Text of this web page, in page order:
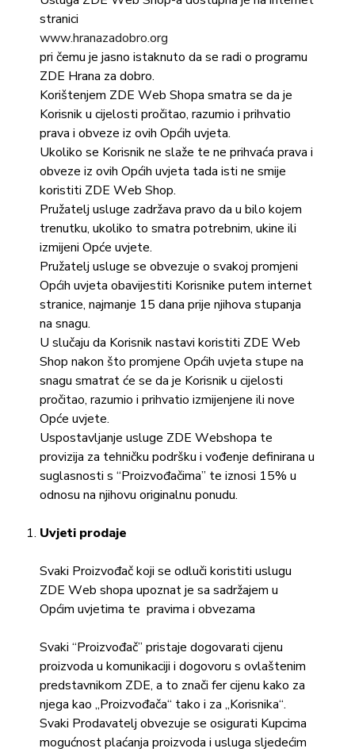
stranici
www.hranazadobro.org
pri čemu je jasno istaknuto da se radi o programu
ZDE Hrana za dobro.
Korištenjem ZDE Web Shopa smatra se da je
Korisnik u cijelosti pročitao, razumio i prihvatio
prava i obveze iz ovih Općih uvjeta.
Ukoliko se Korisnik ne slaže te ne prihvaća prava i
obveze iz ovih Općih uvjeta tada isti ne smije
koristiti ZDE Web Shop.
Pružatelj usluge zadržava pravo da u bilo kojem
trenutku, ukoliko to smatra potrebnim, ukine ili
izmijeni Opće uvjete.
Pružatelj usluge se obvezuje o svakoj promjeni
Općih uvjeta obavijestiti Korisnike putem internet
stranice, najmanje 15 dana prije njihova stupanja
na snagu.
U slučaju da Korisnik nastavi koristiti ZDE Web
Shop nakon što promjene Općih uvjeta stupe na
snagu smatrat će se da je Korisnik u cijelosti
pročitao, razumio i prihvatio izmijenjene ili nove
Opće uvjete.
Uspostavljanje usluge ZDE Webshopa te
provizija za tehničku podršku i vođenje definirana u
suglasnosti s “Proizvođačima” te iznosi 15% u
odnosu na njihovu originalnu ponudu.
Uvjeti prodaje
Svaki Proizvođač koji se odluči koristiti uslugu
ZDE Web shopa upoznat je sa sadržajem u
Općim uvjetima te pravima i obvezama
Svaki “Proizvođač” pristaje dogovarati cijenu
proizvoda u komunikaciji i dogovoru s ovlaštenim
predstavnikom ZDE, a to znači fer cijenu kako za
njega kao „Proizvođača“ tako i za „Korisnika“.
Svaki Prodavatelj obvezuje se osigurati Kupcima
mogućnost plaćanja proizvoda i usluga sljedećim